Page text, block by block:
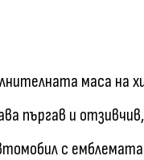
маса на
пъргав и
с